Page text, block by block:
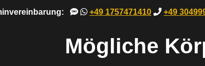
+49 1757471410 +49
Mögliche